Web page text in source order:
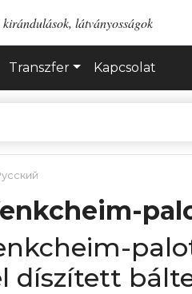
látványosságok
Transzfer Kapcsolat
díszített